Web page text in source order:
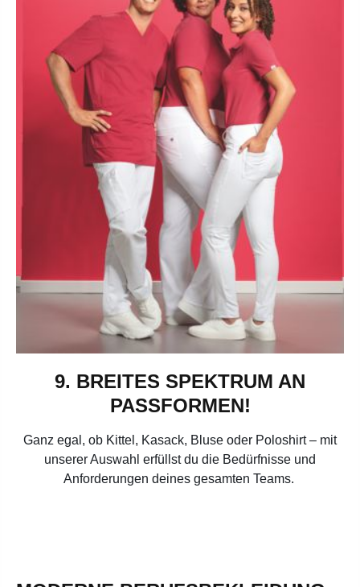
9. BREITES SPEKTRUM AN
PASSFORMEN!
Ganz egal, ob Kittel, Kasack, Bluse oder Poloshirt – mit
unserer Auswahl erfüllst du die Bedürfnisse und
Anforderungen deines gesamten Teams.